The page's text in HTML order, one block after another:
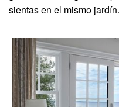
sientas en el mismo jardín.